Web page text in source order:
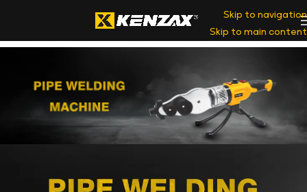
Skip to navigation
Skip to main content